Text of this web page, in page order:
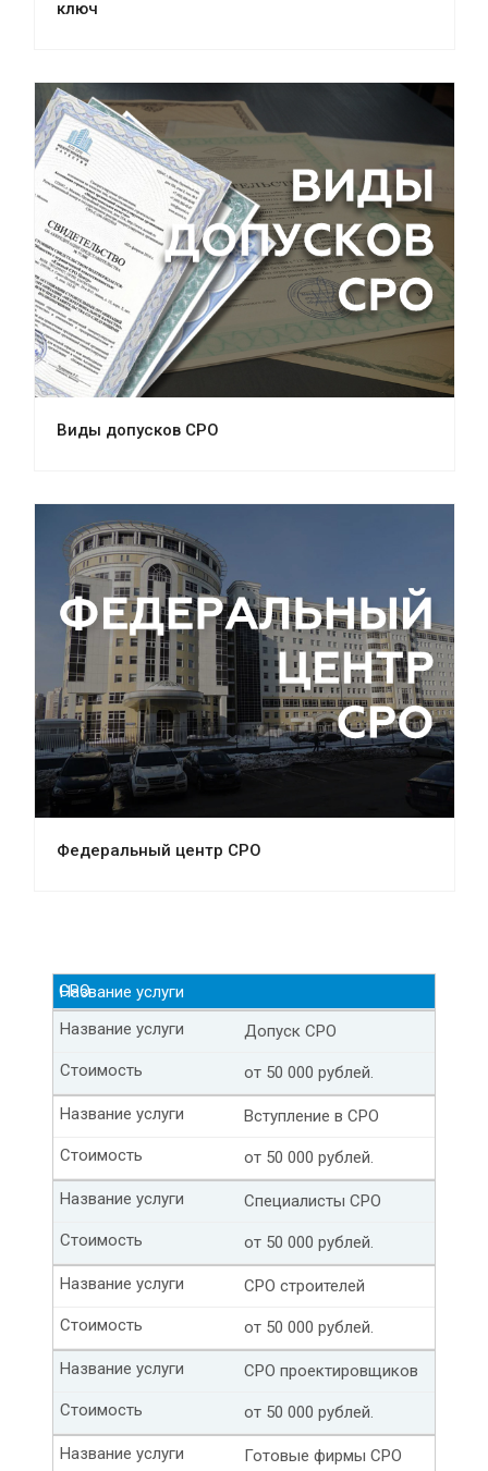
ключ
Виды допусков СРО
Федеральный центр СРО
СРО
Название услуги
Допуск СРО
Название услуги
от 50 000 рублей.
Стоимость
Вступление в СРО
Название услуги
от 50 000 рублей.
Стоимость
Специалисты СРО
Название услуги
от 50 000 рублей.
Стоимость
СРО строителей
Название услуги
от 50 000 рублей.
Стоимость
СРО проектировщиков
Название услуги
от 50 000 рублей.
Стоимость
Готовые фирмы СРО
Название услуги